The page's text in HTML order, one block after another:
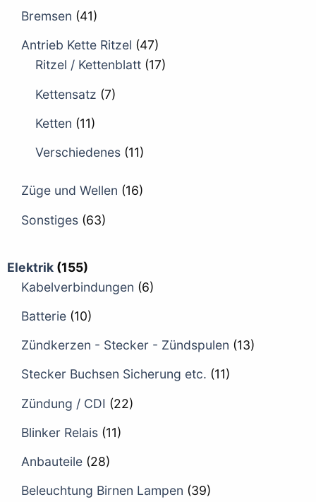
Bremsen (41)
Antrieb Kette Ritzel (47)
Ritzel / Kettenblatt (17)
Kettensatz (7)
Ketten (11)
Verschiedenes (11)
Züge und Wellen (16)
Sonstiges (63)
Elektrik (155)
Kabelverbindungen (6)
Batterie (10)
Zündkerzen - Stecker - Zündspulen (13)
Stecker Buchsen Sicherung etc. (11)
Zündung / CDI (22)
Blinker Relais (11)
Anbauteile (28)
Beleuchtung Birnen Lampen (39)